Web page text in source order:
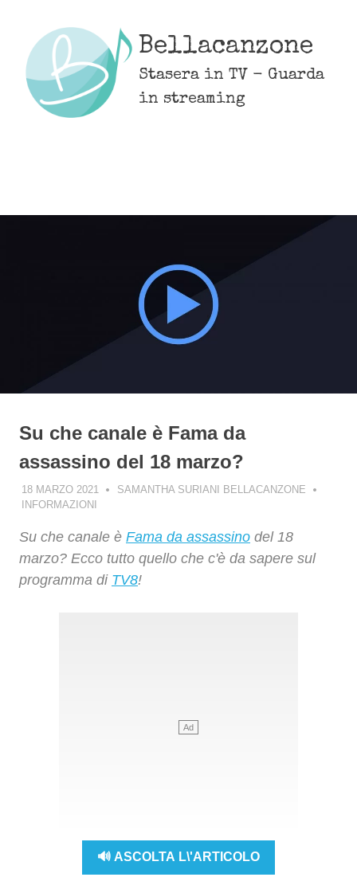
content
Bellacanzone
Stasera in TV - Guarda
in streaming
Su che canale è Fama da
assassino del 18 marzo?
18 MARZO 2021
SAMANTHA SURIANI BELLACANZONE
INFORMAZIONI
Su che canale è Fama da assassino del 18
marzo? Ecco tutto quello che c'è da sapere sul
programma di TV8!
🔊 ASCOLTA L\'ARTICOLO